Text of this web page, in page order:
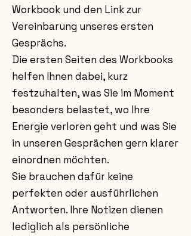
Workbook und den Link zur
Vereinbarung unseres ersten
Gesprächs.
Die ersten Seiten des Workbooks
helfen Ihnen dabei, kurz
festzuhalten, was Sie im Moment
besonders belastet, wo Ihre
Energie verloren geht und was Sie
in unseren Gesprächen gern klarer
einordnen möchten.
Sie brauchen dafür keine
perfekten oder ausführlichen
Antworten. Ihre Notizen dienen
lediglich als persönliche